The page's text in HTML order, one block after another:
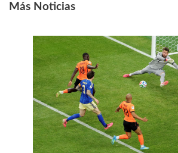
Más Noticias